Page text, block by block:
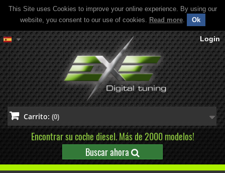
This Site uses Cookies to improve your online experience. By using our
website, you consent to our use of cookies. Read more. Ok
Login
Carrito: (0)
Encontrar su coche diesel. Más de 2000 modelos!
Buscar ahora